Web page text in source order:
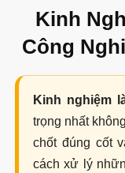
Kinh
Công
Kinh nghiệm
trọng nhất
chốt đúng cốt
cách xử lý